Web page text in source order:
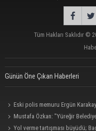
Tüm Hakları Saklıdır ©
Günün Öne Çıkan Haberleri
Eski polis memuru Ergün
görüntüleri ortaya çıktı
Mustafa Özkan: "Yüreğir
süreç başlatıldı"
Yol verme tartışması büyüdü;